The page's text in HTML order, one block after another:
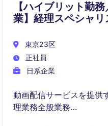
【ハイブリット勤
業】経理スペシャリ
東京23区
正社員
日系企業
動画配信サービスを提供
理業務全般業務